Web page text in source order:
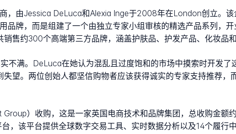
，由Jessica DeLuca和Alexia Inge于2008年在London创立。
品牌，而是组建了一个由独立专家小组审核的精选产品系列，
售约300个高端第三方品牌，涵盖护肤品、护发产品、化妆品和
不满。DeLuca在她认为混乱且过度饱和的市场中摸索时开发了
望。两位创始人都坚信购物者应该获得诚实的专家支持推荐，
）收购，这是一家英国电商技术和品牌集团，总收购金额
，该平台提供全球数字交易工具、实时数据分析以及14个履行